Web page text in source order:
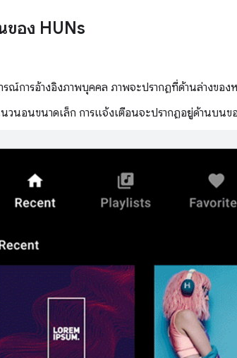
ของ HUNs
รณ์การอ้างอิงภาพบุคคล ภาพจะปรากฏที่ด้านล่างของ
วนอนขนาดเล็ก การแจ้งเตือนจะปรากฏอยู่ด้านบน